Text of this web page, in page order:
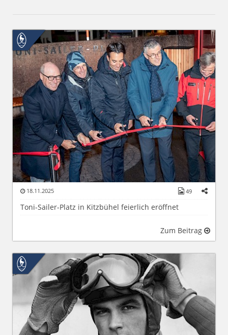
18.11.2025 49
Toni-Sailer-Platz in Kitzbühel feierlich eröffnet
Zum Beitrag